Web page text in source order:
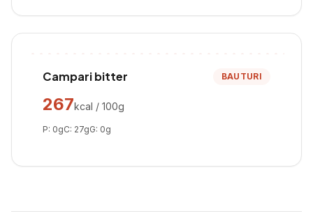
Campari bitter BAUTURI
267kcal / 100g
P: 0gC: 27gG: 0g